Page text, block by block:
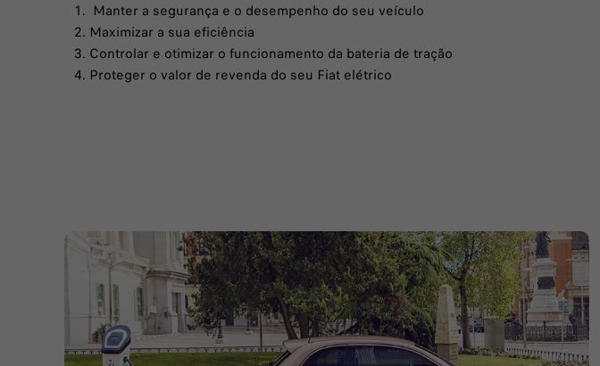
Manter a segurança e o desempenho do seu veículo
Maximizar a sua eficiência
Controlar e otimizar o funcionamento da bateria de tração
Proteger o valor de revenda do seu Fiat elétrico